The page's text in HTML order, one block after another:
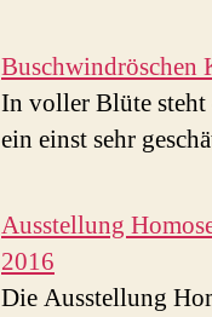
Buschwindröschen
In voller Blüte
ein einst sehr
Ausstellung
2016
Die Ausstellung